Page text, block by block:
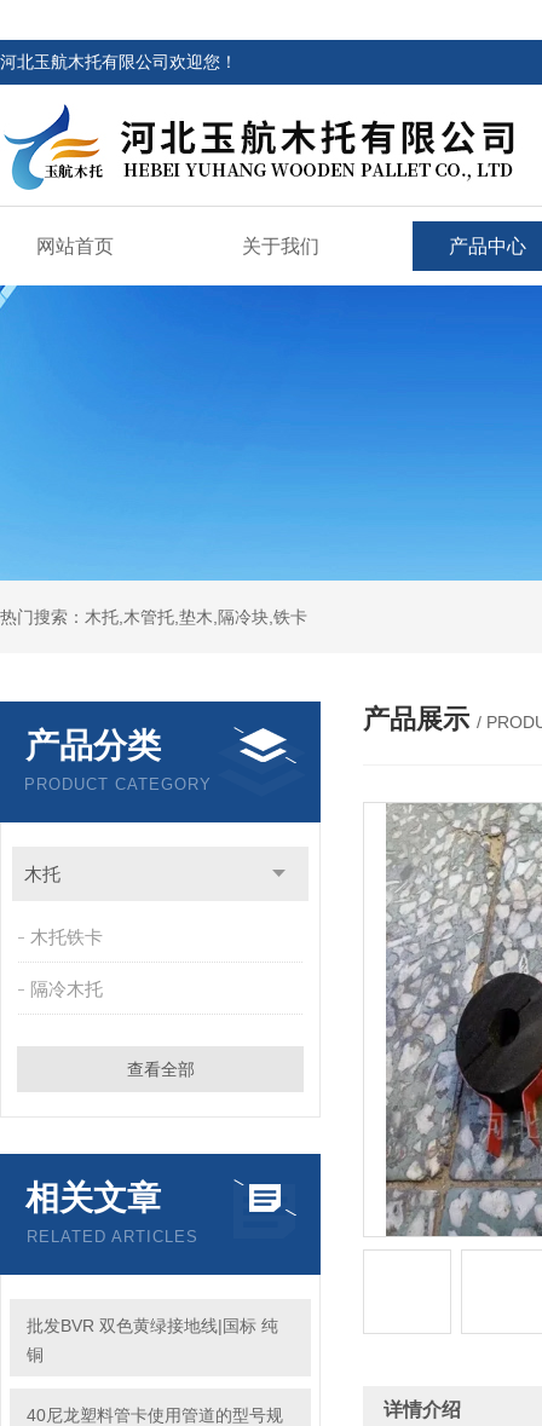
河北玉航木托有限公司欢迎您！
网站首页 关于我们 产品中心
热门搜索：木托,木管托,垫木,隔冷块,铁卡
产品分类
PRODUCT CATEGORY
木托
木托铁卡
隔冷木托
查看全部
相关文章
RELATED ARTICLES
批发BVR 双色黄绿接地线|国标 纯
铜
40尼龙塑料管卡使用管道的型号规
产品展示 /
详情介绍